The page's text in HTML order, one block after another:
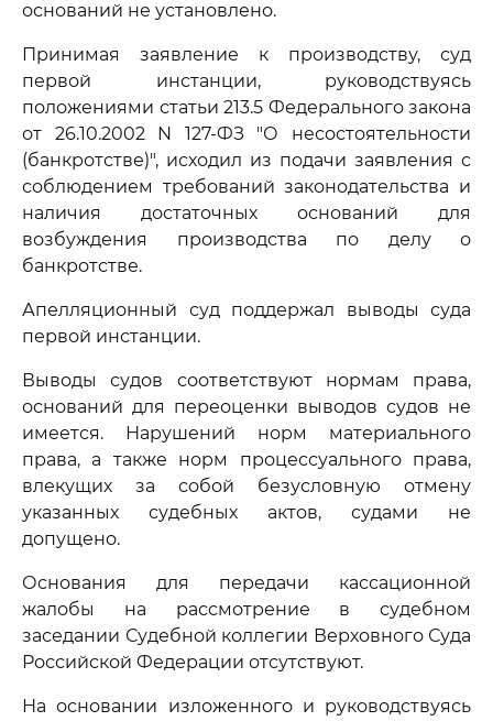
оснований не установлено.
Принимая заявление к производству, суд
первой инстанции, руководствуясь
положениями статьи 213.5 Федерального закона
от 26.10.2002 N 127-ФЗ "О несостоятельности
(банкротстве)", исходил из подачи заявления с
соблюдением требований законодательства и
наличия достаточных оснований для
возбуждения производства по делу о
банкротстве.
Апелляционный суд поддержал выводы суда
первой инстанции.
Выводы судов соответствуют нормам права,
оснований для переоценки выводов судов не
имеется. Нарушений норм материального
права, а также норм процессуального права,
влекущих за собой безусловную отмену
указанных судебных актов, судами не
допущено.
Основания для передачи кассационной
жалобы на рассмотрение в судебном
заседании Судебной коллегии Верховного Суда
Российской Федерации отсутствуют.
На основании изложенного и руководствуясь